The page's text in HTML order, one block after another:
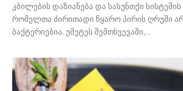
კბილების დაზიანება და სასუნთქი
რომელთა ძირითადი წყარო პირის ღრუში
ბაქტერიებია. უმეტეს შემთხვევაში,...